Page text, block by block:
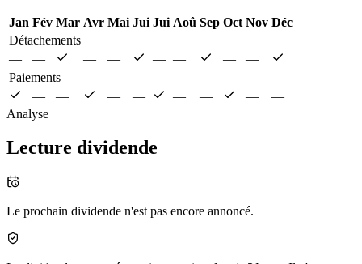
Jan Fév Mar Avr Mai Jui Jui Aoû Sep Oct Nov Déc
Détachements
—
— — — — — —
—
Paiements
—
— — — — — —
—
Analyse
Lecture dividende
Le prochain dividende n'est pas encore annoncé.